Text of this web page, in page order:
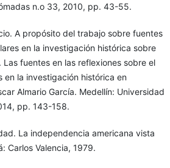
n.o 33, 2010, pp. 43-55.
A propósito del trabajo sobre fuentes
en la investigación histórica sobre
Las fuentes en las reflexiones sobre el
en la investigación histórica en
Almario García. Medellín: Universidad
pp. 143-158.
La independencia americana vista
Carlos Valencia, 1979.